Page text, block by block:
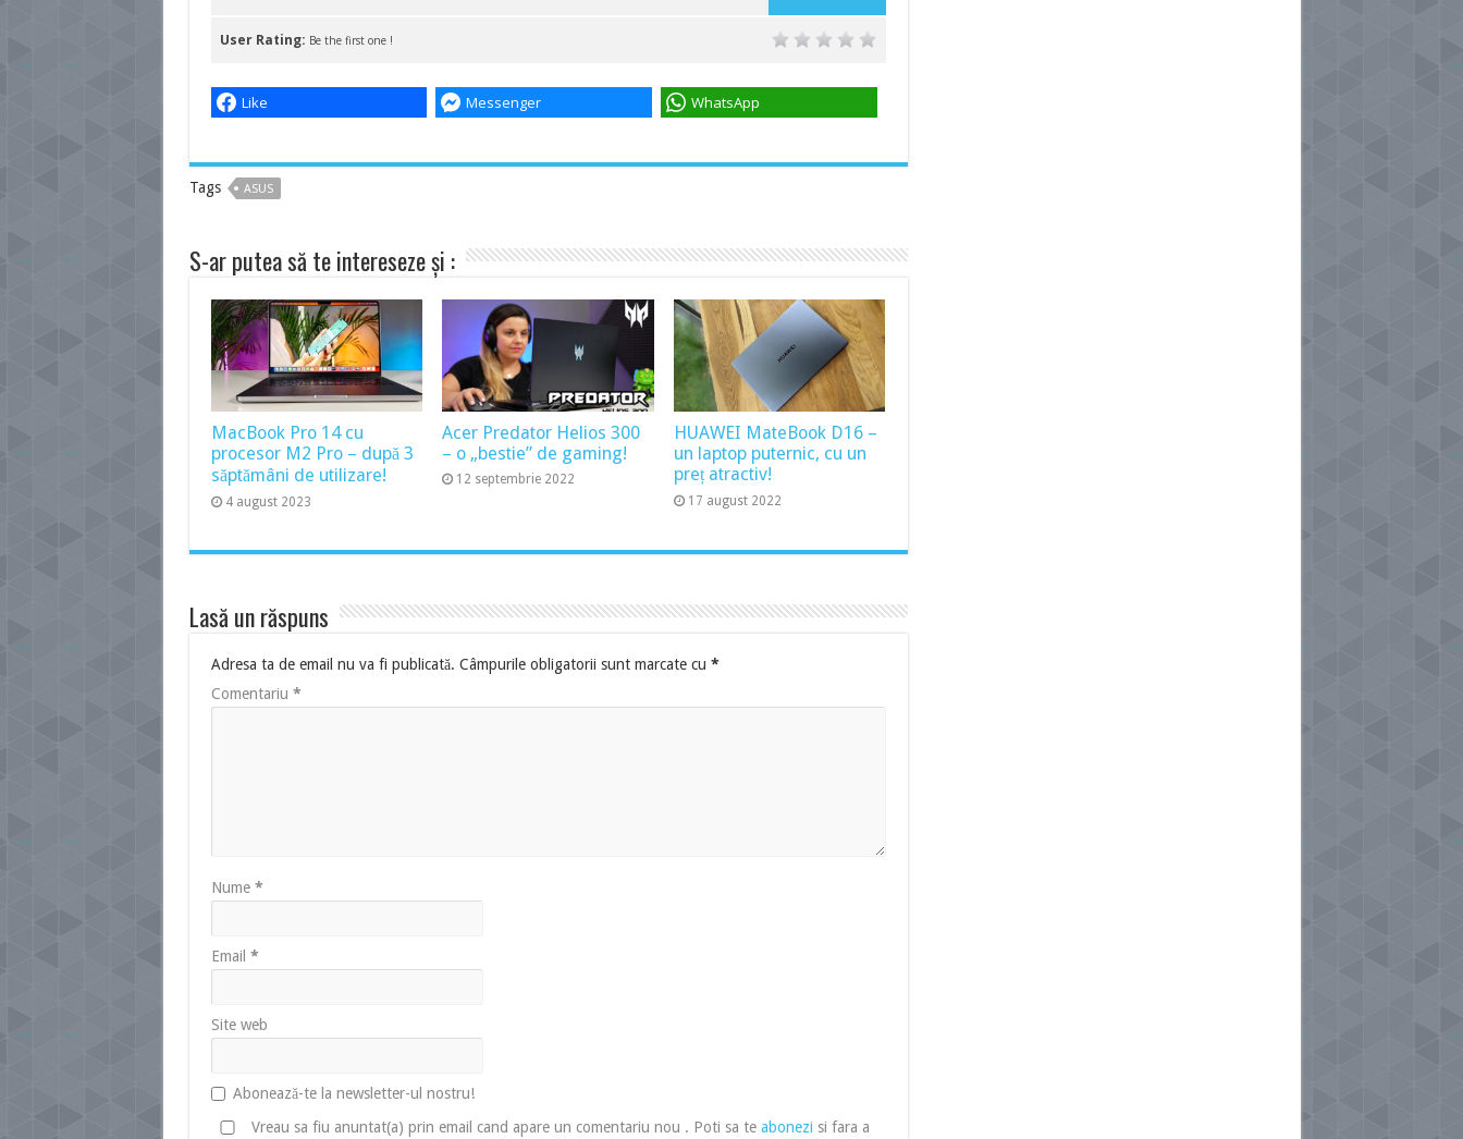
User Rating: Be the first one !
Like Messenger WhatsApp
Tags ASUS
S-ar putea să te intereseze și :
MacBook Pro 14 cu
procesor M2 Pro – după 3
săptămâni de utilizare!
4 august 2023
Acer Predator Helios 300
– o „bestie” de gaming!
12 septembrie 2022
HUAWEI MateBook D16 –
un laptop puternic, cu un
preț atractiv!
17 august 2022
Lasă un răspuns
Adresa ta de email nu va fi publicată. Câmpurile obligatorii sunt marcate cu *
Comentariu *
Nume *
Email *
Site web
Abonează-te la newsletter-ul nostru!
Vreau sa fiu anuntat(a) prin email cand apare un comentariu nou . Poti sa te abonezi si fara a